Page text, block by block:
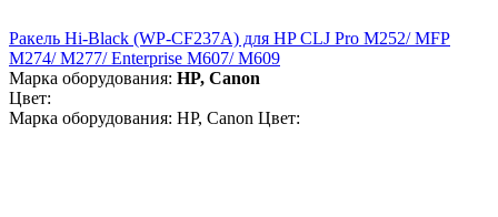
Ракель Hi-Black (WP-CF237A) для HP CLJ Pro M252/ MFP
M274/ M277/ Enterprise M607/ M609
Марка оборудования: HP, Canon
Цвет:
Марка оборудования: HP, Canon Цвет: